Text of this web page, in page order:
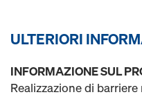
ULTERIORI
INFORMAZIONE SUL
Realizzazione di